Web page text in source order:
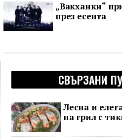
„Вакханки“
през есента
СВЪРЗАНИ
Лесна и
на грил с